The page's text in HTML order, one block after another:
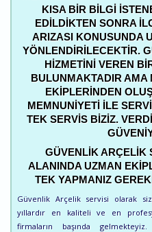
KISA BIR BILGI
EDILDIKTEN SONRA
ARIZASI KONUSUNDA
YÖNLENDIRILECEKTIR.
HIZMETINI VEREN
BULUNMAKTADIR AMA
EKIPLERINDEN
MEMNUNIYETI ILE
TEK SERVIS BIZIZ.
GÜVENLIK ARÇELIK
ALANINDA UZMAN
TEK YAPMANIZ
Güvenlik Arçelik servisi olarak
yıllardır en kaliteli ve en
firmaların başında